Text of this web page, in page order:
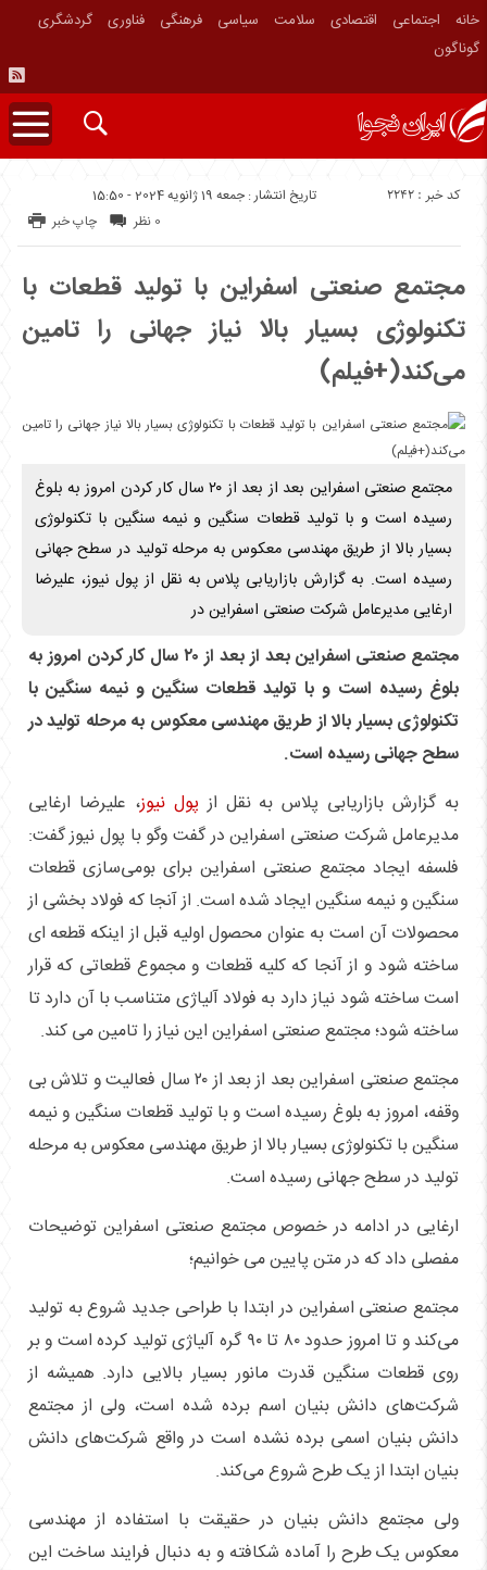
خانه اجتماعی اقتصادی سلامت سیاسی فرهنگی فناوری
گردشگری
گوناگون
تاریخ انتشار : جمعه 19 ژانویه 2024 - 15:50 کد خبر : 2242
چاپ خبر 0 نظر
مجتمع صنعتی اسفراین با تولید قطعات با
تکنولوژی بسیار بالا نیاز جهانی را تامین
می‌کند(+فیلم)
مجتمع صنعتی اسفراین بعد از بعد از ۲۰ سال کار کردن امروز به بلوغ
رسیده است و با تولید قطعات سنگین و نیمه سنگین با تکنولوژی
بسیار بالا از طریق مهندسی معکوس به مرحله تولید در سطح جهانی
رسیده است. به گزارش بازاریابی پلاس به نقل از پول نیوز، علیرضا
ارغایی مدیرعامل شرکت صنعتی اسفراین در
مجتمع صنعتی اسفراین بعد از بعد از ۲۰ سال کار کردن امروز به
بلوغ رسیده است و با تولید قطعات سنگین و نیمه سنگین با
تکنولوژی بسیار بالا از طریق مهندسی معکوس به مرحله تولید در
سطح جهانی رسیده است.
به گزارش بازاریابی پلاس به نقل از پول نیوز، علیرضا ارغایی
مدیرعامل شرکت صنعتی اسفراین در گفت وگو با پول نیوز گفت:
فلسفه ایجاد مجتمع صنعتی اسفراین برای بومی‌سازی قطعات
سنگین و نیمه سنگین ایجاد شده است. از آنجا که فولاد بخشی از
محصولات آن است به عنوان محصول اولیه قبل از اینکه قطعه ای
ساخته شود و از آنجا که کلیه قطعات و مجموع قطعاتی که قرار
است ساخته شود نیاز دارد به فولاد آلیاژی متناسب با آن دارد تا
ساخته شود؛ مجتمع صنعتی اسفراین این نیاز را تامین می کند.
مجتمع صنعتی اسفراین بعد از بعد از ۲۰ سال فعالیت و تلاش بی
وقفه، امروز به بلوغ رسیده است و با تولید قطعات سنگین و نیمه
سنگین با تکنولوژی بسیار بالا از طریق مهندسی معکوس به مرحله
تولید در سطح جهانی رسیده است.
ارغایی در ادامه در خصوص مجتمع صنعتی اسفراین توضیحات
مفصلی داد که در متن پایین می خوانیم؛
مجتمع صنعتی اسفراین در ابتدا با طراحی جدید شروع به تولید
می‌کند و تا امروز حدود ۸۰ تا ۹۰ گره آلیاژی تولید کرده است و بر
روی قطعات سنگین قدرت مانور بسیار بالایی دارد. همیشه از
شرکت‌های دانش بنیان اسم برده شده است، ولی از مجتمع
دانش بنیان اسمی برده نشده است در واقع شرکت‌های دانش
بنیان ابتدا از یک طرح شروع می‌کند.
ولی مجتمع دانش بنیان در حقیقت با استفاده از مهندسی
معکوس یک طرح را آماده شکافته و به دنبال فرایند ساخت این